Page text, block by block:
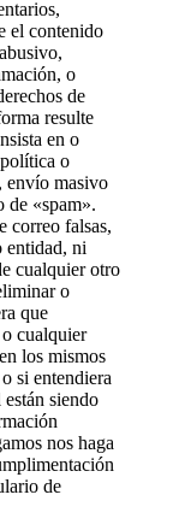
el contenido
o
de
resulte
en o
o
envío masivo
de «spam».
correo falsas,
entidad, ni
cualquier otro
o
que
cualquier
los mismos
si entendiera
siendo
nos haga
de